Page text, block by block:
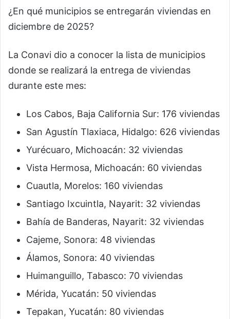
¿En qué municipios se entregarán viviendas en
diciembre de 2025?
La Conavi dio a conocer la lista de municipios
donde se realizará la entrega de viviendas
durante este mes:
Los Cabos, Baja California Sur: 176 viviendas
San Agustín Tlaxiaca, Hidalgo: 626 viviendas
Yurécuaro, Michoacán: 32 viviendas
Vista Hermosa, Michoacán: 60 viviendas
Cuautla, Morelos: 160 viviendas
Santiago Ixcuintla, Nayarit: 32 viviendas
Bahía de Banderas, Nayarit: 32 viviendas
Cajeme, Sonora: 48 viviendas
Álamos, Sonora: 40 viviendas
Huimanguillo, Tabasco: 70 viviendas
Mérida, Yucatán: 50 viviendas
Tepakan, Yucatán: 80 viviendas